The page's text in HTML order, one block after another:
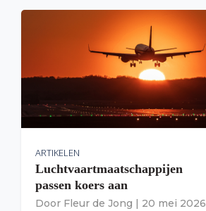
ARTIKELEN
Luchtvaartmaatschappijen
passen koers aan
Door Fleur de Jong | 20 mei 2026